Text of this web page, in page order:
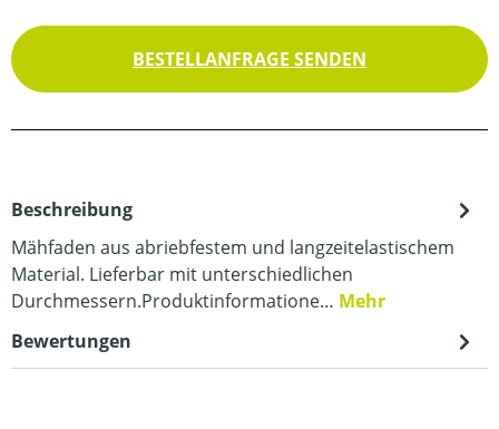
BESTELLANFRAGE SENDEN
Beschreibung
Mähfaden aus abriebfestem und langzeitelastischem
Material. Lieferbar mit unterschiedlichen
Durchmessern.Produktinformatione… Mehr
Bewertungen